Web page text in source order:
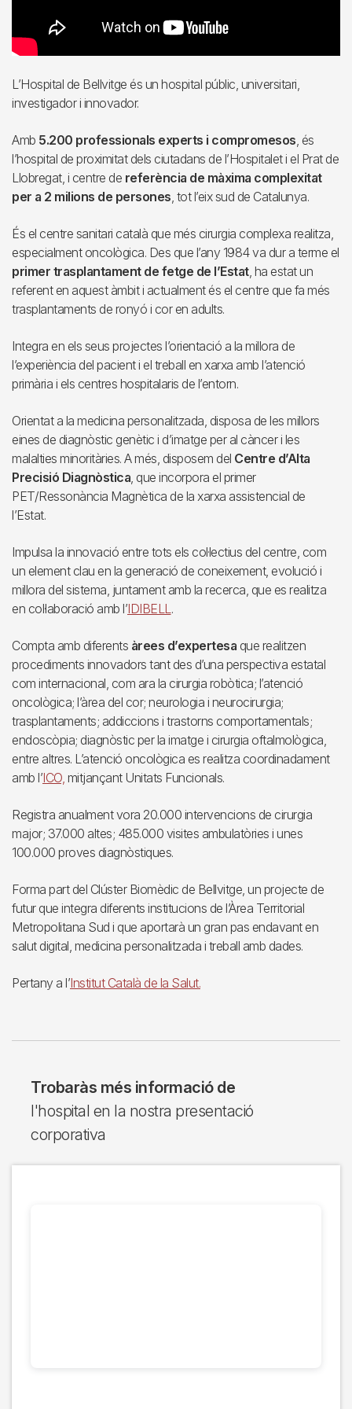
L’Hospital de Bellvitge és un hospital públic, universitari,
investigador i innovador.
Amb 5.200 professionals experts i compromesos, és
l’hospital de proximitat dels ciutadans de l’Hospitalet i el Prat de
Llobregat, i centre de referència de màxima complexitat
per a 2 milions de persones, tot l’eix sud de Catalunya.
És el centre sanitari català que més cirurgia complexa realitza,
especialment oncològica. Des que l’any 1984 va dur a terme el
primer trasplantament de fetge de l’Estat, ha estat un
referent en aquest àmbit i actualment és el centre que fa més
trasplantaments de ronyó i cor en adults.
Integra en els seus projectes l’orientació a la millora de
l’experiència del pacient i el treball en xarxa amb l’atenció
primària i els centres hospitalaris de l’entorn.
Orientat a la medicina personalitzada, disposa de les millors
eines de diagnòstic genètic i d’imatge per al càncer i les
malalties minoritàries. A més, disposem del Centre d’Alta
Precisió Diagnòstica, que incorpora el primer
PET/Ressonància Magnètica de la xarxa assistencial de
l’Estat.
Impulsa la innovació entre tots els col·lectius del centre, com
un element clau en la generació de coneixement, evolució i
millora del sistema, juntament amb la recerca, que es realitza
en col·laboració amb l’IDIBELL.
Compta amb diferents àrees d’expertesa que realitzen
procediments innovadors tant des d’una perspectiva estatal
com internacional, com ara la cirurgia robòtica; l’atenció
oncològica; l’àrea del cor; neurologia i neurocirurgia;
trasplantaments; addiccions i trastorns comportamentals;
endoscòpia; diagnòstic per la imatge i cirurgia oftalmològica,
entre altres. L’atenció oncològica es realitza coordinadament
amb l’ICO, mitjançant Unitats Funcionals.
Registra anualment vora 20.000 intervencions de cirurgia
major; 37.000 altes; 485.000 visites ambulatòries i unes
100.000 proves diagnòstiques.
Forma part del Clúster Biomèdic de Bellvitge, un projecte de
futur que integra diferents institucions de l’Àrea Territorial
Metropolitana Sud i que aportarà un gran pas endavant en
salut digital, medicina personalitzada i treball amb dades.
Pertany a l’Institut Català de la Salut.
Trobaràs més informació de
l'hospital en la nostra presentació
corporativa